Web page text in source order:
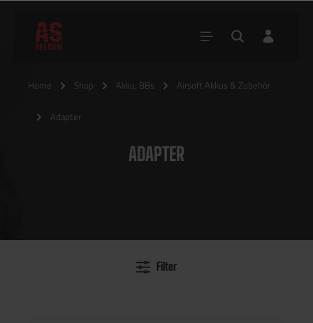
Home Shop Akku, BBs Airsoft Akkus & Zubehör
Adapter
ADAPTER
Filter